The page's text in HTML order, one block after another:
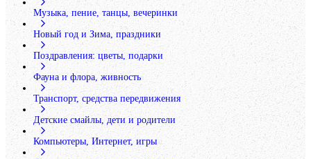
Музыка, пение, танцы, вечеринки
Новый год и Зима, праздники
Поздравления: цветы, подарки
Фауна и флора, живность
Транспорт, средства передвижения
Детские смайлы, дети и родители
Компьютеры, Интернет, игры